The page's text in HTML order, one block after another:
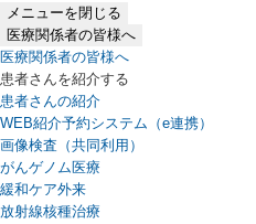
（新しいタブで開きます）
メニューを閉じる
医療関係者の皆様へ
医療関係者の皆様へ
患者さんを紹介する
患者さんの紹介
WEB紹介予約システム（e連携）
（新しいタブで開きます）
画像検査（共同利用）
がんゲノム医療
緩和ケア外来
放射線核種治療